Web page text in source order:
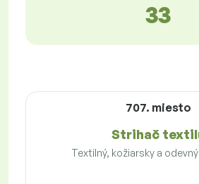
33
707. miesto
Strihač
Textilný, kožiarsky a